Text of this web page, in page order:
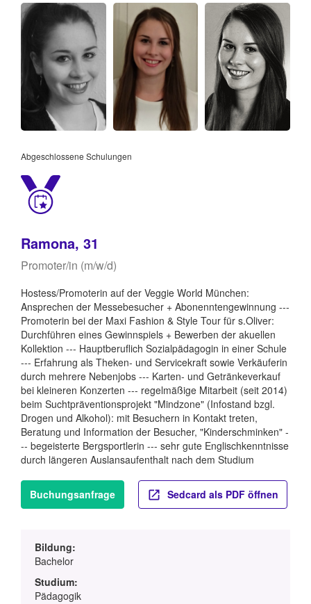
Abgeschlossene Schulungen
Ramona, 31
Promoter/in (m/w/d)
Hostess/Promoterin auf der Veggie World München:
Ansprechen der Messebesucher + Abonenntengewinnung ---
Promoterin bei der Maxi Fashion & Style Tour für s.Oliver:
Durchführen eines Gewinnspiels + Bewerben der akuellen
Kollektion --- Hauptberuflich Sozialpädagogin in einer Schule
--- Erfahrung als Theken- und Servicekraft sowie Verkäuferin
durch mehrere Nebenjobs --- Karten- und Getränkeverkauf
bei kleineren Konzerten --- regelmäßige Mitarbeit (seit 2014)
beim Suchtpräventionsprojekt "Mindzone" (Infostand bzgl.
Drogen und Alkohol): mit Besuchern in Kontakt treten,
Beratung und Information der Besucher, "Kinderschminken" -
-- begeisterte Bergsportlerin --- sehr gute Englischkenntnisse
durch längeren Auslansaufenthalt nach dem Studium
Buchungsanfrage Sedcard als PDF öffnen
Bildung:
Bachelor
Studium:
Pädagogik